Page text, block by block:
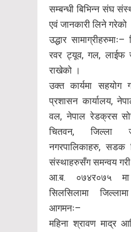
सम्बन्धी बिभिन्न संघ
एवं जानकारी लिने गरेको
उद्धार
रवर ट्यूव, गल, लाईफ
राखेको ।
उक्त कार्यमा सहयोग
प्रशासन कार्यालय,
वल, नेपाल रेडक्रस
चितवन, जिल्ला
नगरपालिकाहरु, सडक
संस्थाहरुसँग समन्वय गरी
आ.ब. ०७४र०७५ मा
सिलसिलामा
आगमनः–
महिना श्रावण माद्र